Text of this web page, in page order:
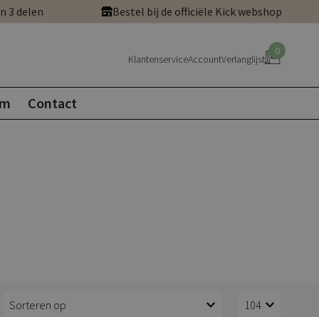
3 delen Bestel bij de officiële Kick webshop
KlantenserviceAccountVerlanglijst
0
Contact